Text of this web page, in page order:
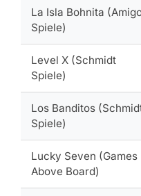
La Isla Bohnita
Spiele)
Level X (Schmidt
Spiele)
Los Banditos
Spiele)
Lucky Seven (Games
Above Board)